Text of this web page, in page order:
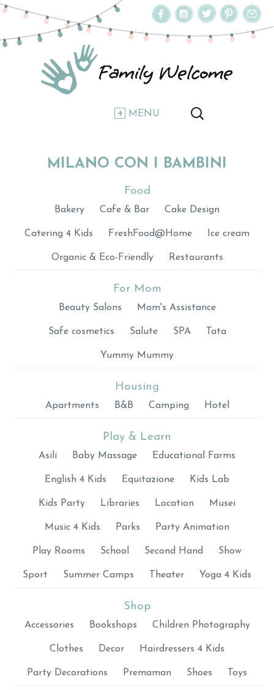
MENU
MILANO CON I BAMBINI
Food
Bakery Cafe & Bar Cake Design
Catering 4 Kids FreshFood@Home Ice cream
Organic & Eco-Friendly Restaurants
For Mom
Beauty Salons Mom's Assistance
Safe cosmetics Salute SPA Tata
Yummy Mummy
Housing
Apartments B&B Camping Hotel
Play & Learn
Asili Baby Massage Educational Farms
English 4 Kids Equitazione Kids Lab
Kids Party Libraries Location Musei
Music 4 Kids Parks Party Animation
Play Rooms School Second Hand Show
Sport Summer Camps Theater Yoga 4 Kids
Shop
Accessories Bookshops Children Photography
Clothes Decor Hairdressers 4 Kids
Party Decorations Premaman Shoes Toys